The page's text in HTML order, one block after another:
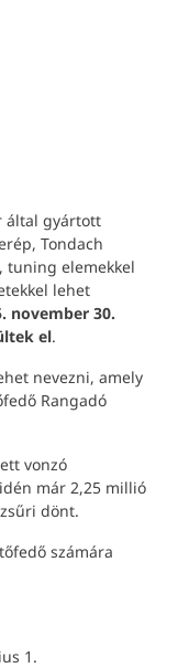
által gyártott
Tondach
tuning elemekkel
lehet
november 30.
el.
nevezni, amely
Rangadó
vonzó
már 2,25 millió
dönt.
számára
1.